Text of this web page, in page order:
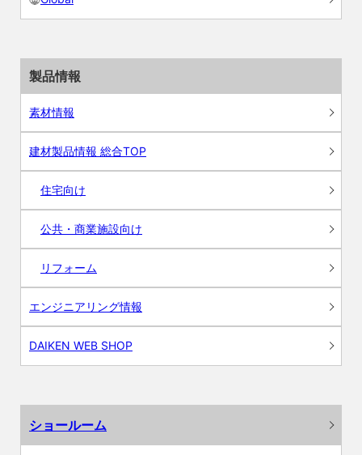
製品情報
素材情報
建材製品情報 総合TOP
住宅向け
公共・商業施設向け
リフォーム
エンジニアリング情報
DAIKEN WEB SHOP
ショールーム